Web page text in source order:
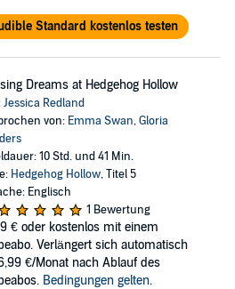
Standard kostenlos testen
Dreams at Hedgehog Hollow
Jessica Redland
von: Emma Swan,Gloria
10 Std. und 41 Min.
Hedgehog Hollow, Titel 5
Englisch
1 Bewertung
€ oder kostenlos mit einem
Verlängert sich automatisch
€/Monat nach Ablauf des
Bedingungen gelten.